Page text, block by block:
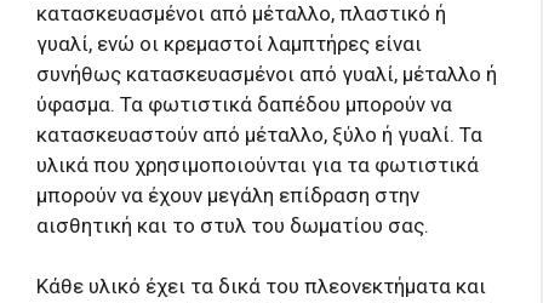
κατασκευασμένοι από μέταλλο, πλαστικό ή
γυαλί, ενώ οι κρεμαστοί λαμπτήρες είναι
συνήθως κατασκευασμένοι από γυαλί, μέταλλο ή
ύφασμα. Τα φωτιστικά δαπέδου μπορούν να
κατασκευαστούν από μέταλλο, ξύλο ή γυαλί. Τα
υλικά που χρησιμοποιούνται για τα φωτιστικά
μπορούν να έχουν μεγάλη επίδραση στην
αισθητική και το στυλ του δωματίου σας.
Κάθε υλικό έχει τα δικά του πλεονεκτήματα και